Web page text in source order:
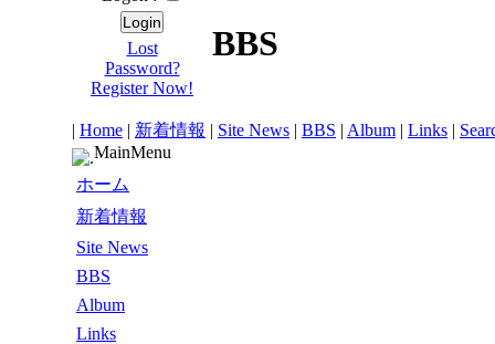
Lost
Password?
Register Now!
BBS
| Home | 新着情報 | Site News | BBS | Album | Links |
MainMenu
ホーム
新着情報
Site News
BBS
Album
Links